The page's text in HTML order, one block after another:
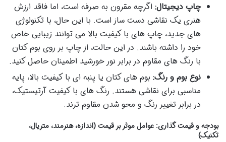
چاپ دیجیتال: اگرچه مقرون به صرفه است، اما فاقد ارزش
هنری یک نقاشی دست ساز است. با این حال، با تکنولوژی
های جدید، چاپ های با کیفیت بالا می توانند زیبایی خاص
خود را داشته باشند. در این حالت، از چاپ بر روی بوم کتان
با رنگ های مقاوم در برابر نور خورشید اطمینان حاصل کنید.
نوع بوم و رنگ: بوم های کتان یا پنبه ای با کیفیت بالا، پایه
مناسبی برای نقاشی هستند. رنگ های با کیفیت آرتیستیک،
در برابر تغییر رنگ و محو شدن مقاوم ترند.
بودجه و قیمت گذاری: عوامل موثر بر قیمت (اندازه، هنرمند، متریال،
تکنیک)